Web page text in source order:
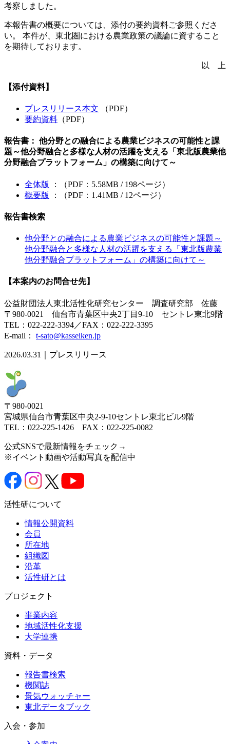
考察しました。
本報告書の概要については、添付の要約資料ご参照くださ
い。 本件が、東北圏における農業政策の議論に資すること
を期待しております。
以 上
【添付資料】
プレスリリース本文 （PDF）
要約資料 （PDF）
報告書： 他分野との融合による農業ビジネスの可能性と課
題～他分野融合と多様な人材の活躍を支える「東北版農業他
分野融合プラットフォーム」の構築に向けて～
全体版
：（PDF：5.58MB / 198ページ）
概要版
：（PDF：1.41MB / 12ページ）
報告書検索
他分野との融合による農業ビジネスの可能性と課題～
他分野融合と多様な人材の活躍を支える「東北版農業
他分野融合プラットフォーム」の構築に向けて～
【本案内のお問合せ先】
公益財団法人東北活性化研究センター 調査研究部 佐藤
〒980-0021 仙台市青葉区中央2丁目9-10 セントレ東北9階
TEL：022-222-3394／FAX：022-222-3395
E-mail： t-sato@kasseiken.jp
2026.03.31｜プレスリリース
〒980-0021
宮城県仙台市青葉区中央2-9-10セントレ東北ビル9階
TEL：022-225-1426 FAX：022-225-0082
公式SNSで最新情報をチェック→
※イベント動画や活動写真を配信中
活性研について
情報公開資料
会員
所在地
組織図
沿革
活性研とは
プロジェクト
事業内容
地域活性化支援
大学連携
資料・データ
報告書検索
機関誌
景気ウォッチャー
東北データブック
入会・参加